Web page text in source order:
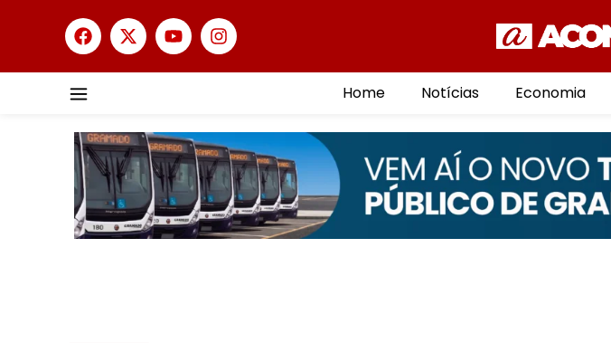
Home Notícias Economia